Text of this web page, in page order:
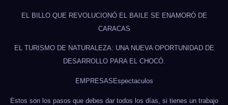
EL BILLO QUE REVOLUCIONÓ EL BAILE SE ENAMORÓ DE
CARACAS
EL TURISMO DE NATURALEZA: UNA NUEVA OPORTUNIDAD DE
DESARROLLO PARA EL CHOCÓ.
EMPRESAS Espectaculos
Estos son los pasos que debes dar todos los días, si tienes un trabajo